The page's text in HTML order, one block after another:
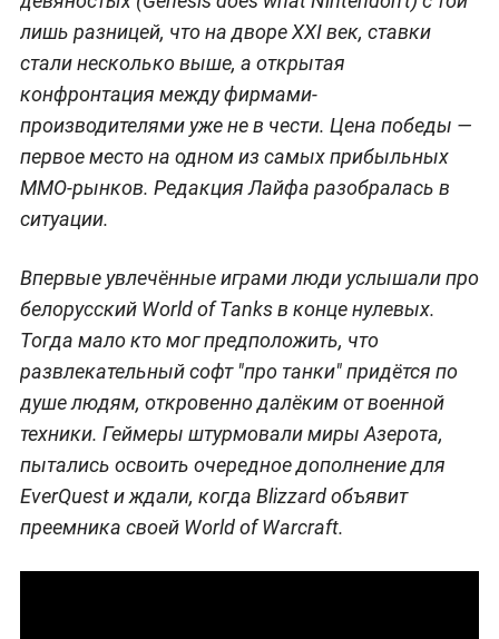
лишь разницей, что на дворе XXI век, ставки
стали несколько выше, а открытая
конфронтация между фирмами-
производителями уже не в чести. Цена победы —
первое место на одном из самых прибыльных
MMO-рынков. Редакция Лайфа разобралась в
ситуации.
Впервые увлечённые играми люди услышали про
белорусский World of Tanks в конце нулевых.
Тогда мало кто мог предположить, что
развлекательный софт "про танки" придётся по
душе людям, откровенно далёким от военной
техники. Геймеры штурмовали миры Азерота,
пытались освоить очередное дополнение для
EverQuest и ждали, когда Blizzard объявит
преемника своей World of Warcraft.